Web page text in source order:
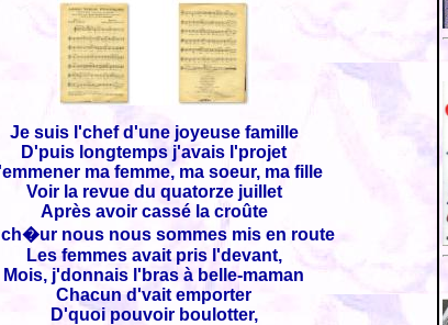
Je suis l'chef d'une joyeuse famille
D'puis longtemps j'avais l'projet
ma femme, ma soeur, ma fille
Voir la revue du quatorze juillet
Après avoir cassé la croûte
nous nous sommes mis en route
Les femmes avait pris l'devant,
Mois, j'donnais l'bras à belle-maman
Chacun d'vait emporter
D'quoi pouvoir boulotter,